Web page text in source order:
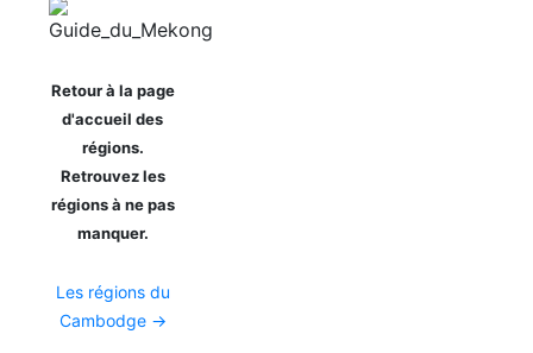
Retour à la page
d'accueil des
régions.
Retrouvez les
régions à ne pas
manquer.
Les régions du
Cambodge →